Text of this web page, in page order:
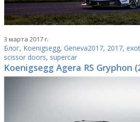
3 марта 2017 г.
Блог, Koenigsegg, Geneva2017, 2017,
scissor doors, supercar
Koenigsegg Agera RS Gryphon